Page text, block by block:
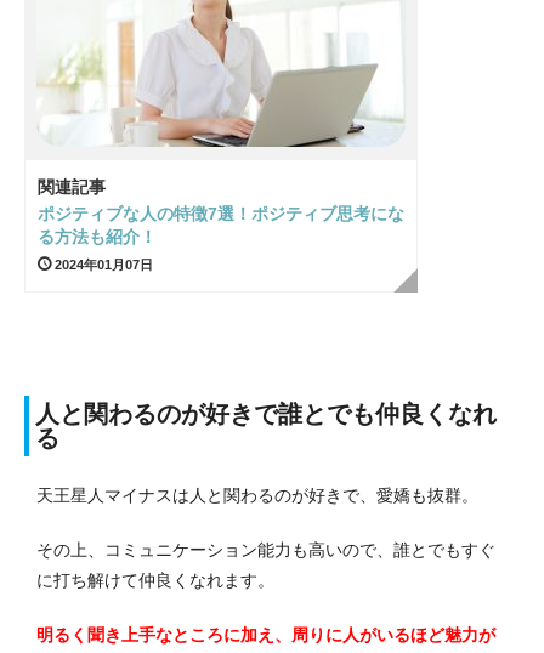
関連記事
ポジティブな人の特徴7選！ポジティブ思考にな
る方法も紹介！
2024年01月07日
人と関わるのが好きで誰とでも仲良くなれ
る
天王星人マイナスは人と関わるのが好きで、愛嬌も抜群。
その上、コミュニケーション能力も高いので、誰とでもすぐ
に打ち解けて仲良くなれます。
明るく聞き上手なところに加え、周りに人がいるほど魅力が